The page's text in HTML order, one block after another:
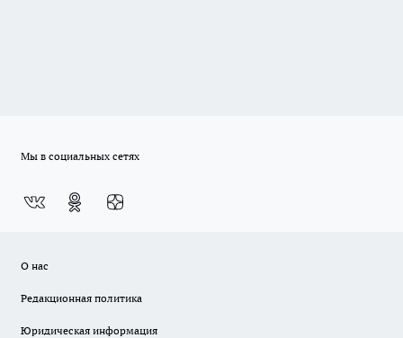
Мы в социальных сетях
О нас
Редакционная политика
Юридическая информация